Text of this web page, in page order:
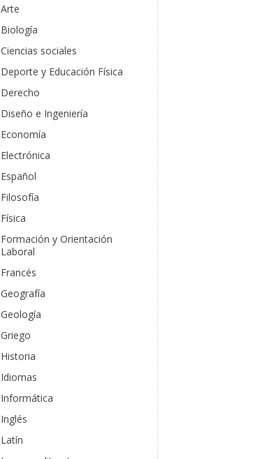
Arte
Biología
Ciencias sociales
Deporte y Educación Física
Derecho
Diseño e Ingeniería
Economía
Electrónica
Español
Filosofía
Física
Formación y Orientación
Laboral
Francés
Geografía
Geología
Griego
Historia
Idiomas
Informática
Inglés
Latín